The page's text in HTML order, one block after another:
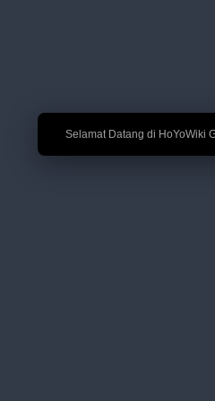
🎉 Selamat Datang di HoYoWiki